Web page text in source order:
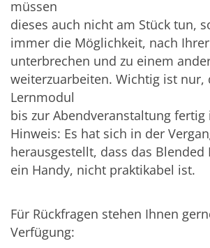
müssen
dieses auch nicht am Stück tun,
immer die Möglichkeit, nach
unterbrechen und zu einem
weiterzuarbeiten. Wichtig ist nur,
Lernmodul
bis zur Abendveranstaltung fertig
Hinweis: Es hat sich in der
herausgestellt, dass das Blended
ein Handy, nicht praktikabel ist.
Für Rückfragen stehen Ihnen
Verfügung: